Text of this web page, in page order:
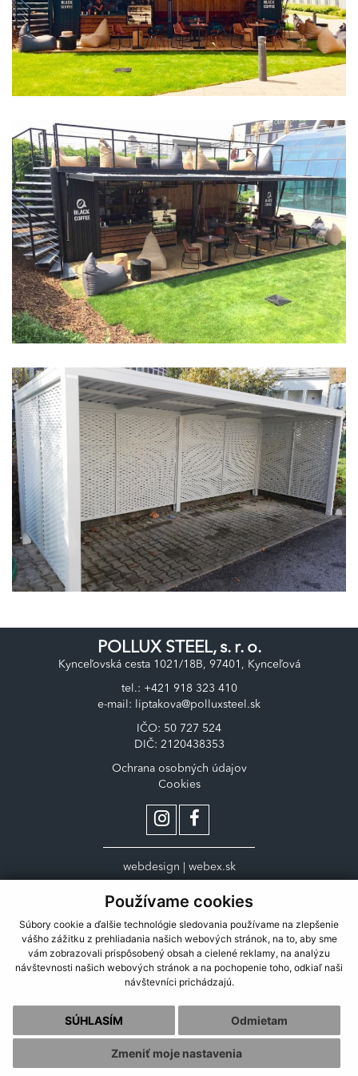
Používame cookies
Súbory cookie a ďalšie technológie sledovania používame na zlepšenie
vášho zážitku z prehliadania našich webových stránok, na to, aby sme
vám zobrazovali prispôsobený obsah a cielené reklamy, na analýzu
návštevnosti našich webových stránok a na pochopenie toho, odkiaľ naši
návštevníci prichádzajú.
SÚHLASÍM Odmietam
Zmeniť moje nastavenia
POLLUX STEEL, s. r. o.
Kynceľovská cesta 1021/18B, 97401, Kynceľová
tel.: +421 918 323 410
e-mail:
liptakova@polluxsteel.sk
IČO: 50 727 524
DIČ: 2120438353
Ochrana osobných údajov
Cookies
webdesign webex.sk